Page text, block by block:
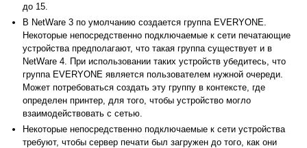
до 15.
В NetWare 3 по умолчанию создается группа EVERYONE.
Некоторые непосредственно подключаемые к сети печатающие
устройства предполагают, что такая группа существует и в
NetWare 4. При использовании таких устройств убедитесь, что
группа EVERYONE является пользователем нужной очереди.
Может потребоваться создать эту группу в контексте, где
определен принтер, для того, чтобы устройство могло
взаимодействовать с сетью.
Некоторые непосредственно подключаемые к сети устройства
требуют, чтобы сервер печати был загружен до того, как они